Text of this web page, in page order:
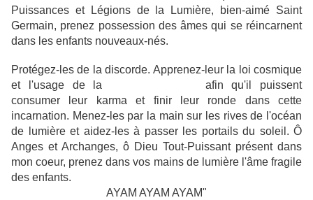
Puissances et Légions de la Lumière, bien-aimé Saint
Germain, prenez possession des âmes qui se réincarnent
dans les enfants nouveaux-nés.
Protégez-les de la discorde. Apprenez-leur la loi cosmique
et l'usage de la
afin qu'il puissent
consumer leur karma et finir leur ronde dans cette
incarnation. Menez-les par la main sur les rives de l'océan
de lumière et aidez-les à passer les portails du soleil. Ô
Anges et Archanges, ô Dieu Tout-Puissant présent dans
mon coeur, prenez dans vos mains de lumière l'âme fragile
des enfants.
AYAM AYAM AYAM"